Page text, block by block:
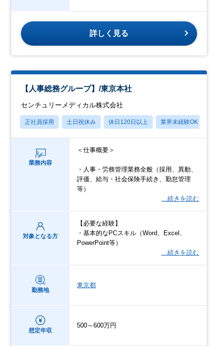
詳しく見る
【人事総務グループ】/東京本社
センチュリーメディカル株式会社
正社員採用 土日祝休み 休日120日以上 業界未経験OK
業務内容
＜仕事概要＞
・人事・労務管理業務全般（採用、異動、
評価、給与・社会保険手続き、勤怠管理
等）
…続きを読む
対象となる方
【必要な経験】
・基本的なPCスキル（Word、Excel、
PowerPoint等）
…続きを読む
勤務地
東京都
想定年収
500～600万円